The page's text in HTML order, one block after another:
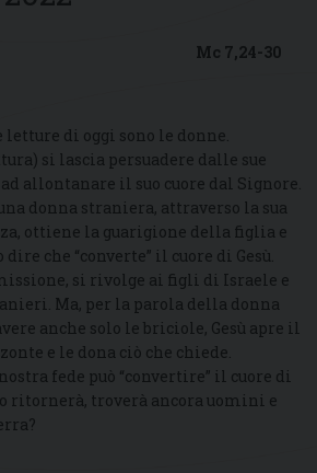
7,24-30
di oggi sono le donne.
si lascia persuadere dalle sue
allontanare il suo cuore dal Signore.
donna straniera, attraverso la sua
ottiene la guarigione della figlia e
che “converte” il cuore di Gesù.
si rivolge ai figli di Israele e
Ma, per la parola della donna
anche solo le briciole, Gesù apre il
e le dona ciò che chiede.
fede può “convertire” il cuore di
ritornerà, troverà ancora uomini e